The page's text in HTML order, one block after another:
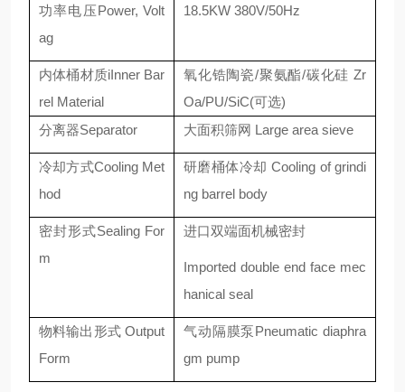
功率电压Power, Volt
ag
18.5KW 380V/50Hz
内体桶材质iInner Bar
rel Material
氧化锆陶瓷/聚氨酯/碳化硅 Zr
Oa/PU/SiC(可选)
分离器Separator
大面积筛网 Large area sieve
冷却方式Cooling Met
hod
研磨桶体冷却 Cooling of grindi
ng barrel body
密封形式Sealing For
m
进口双端面机械密封
Imported double end face mec
hanical seal
物料输出形式 Output
Form
气动隔膜泵Pneumatic diaphra
gm pump